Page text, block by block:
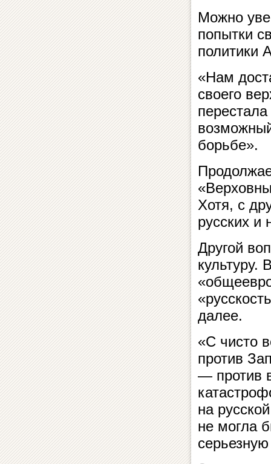
Можно
попытки
политики
«Нам
своего
борьбе».
Хотя, с
русских и
Другой
культуру.
далее.
«С чисто
против
— против
на
не могла